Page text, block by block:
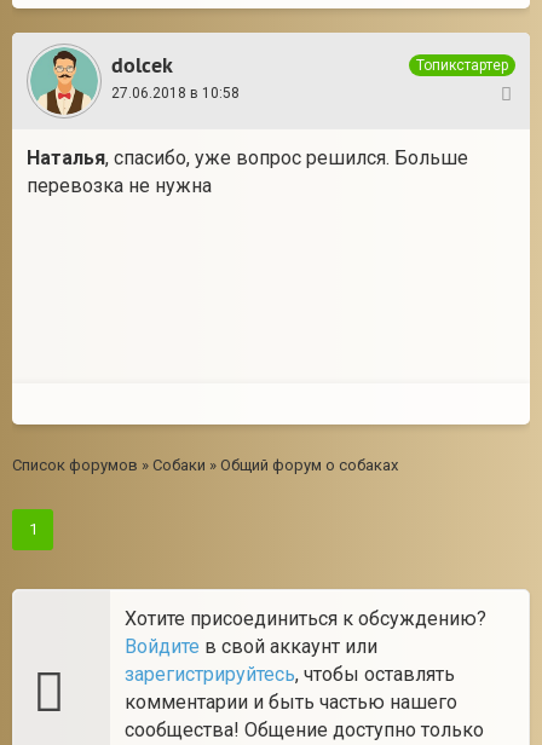
dolcek
Топикстартер
27.06.2018 в 10:58
Наталья, спасибо, уже вопрос решился. Больше
перевозка не нужна
Список форумов » Собаки » Общий форум о собаках
1
Хотите присоединиться к обсуждению?
Войдите в свой аккаунт или
зарегистрируйтесь, чтобы оставлять
комментарии и быть частью нашего
сообщества! Общение доступно только